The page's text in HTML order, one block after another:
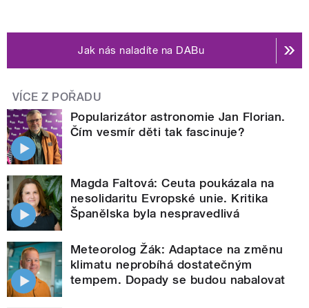
Jak nás naladíte na DABu
VÍCE Z POŘADU
Popularizátor astronomie Jan Florian.
Čím vesmír děti tak fascinuje?
Magda Faltová: Ceuta poukázala na
nesolidaritu Evropské unie. Kritika
Španělska byla nespravedlivá
Meteorolog Žák: Adaptace na změnu
klimatu neprobíhá dostatečným
tempem. Dopady se budou nabalovat